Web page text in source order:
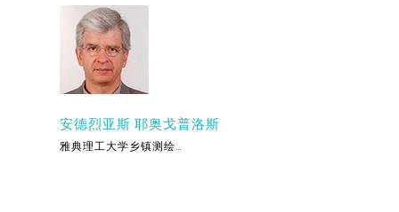
安德烈亚斯·耶奥戈普洛斯
雅典理工大学乡镇测绘…